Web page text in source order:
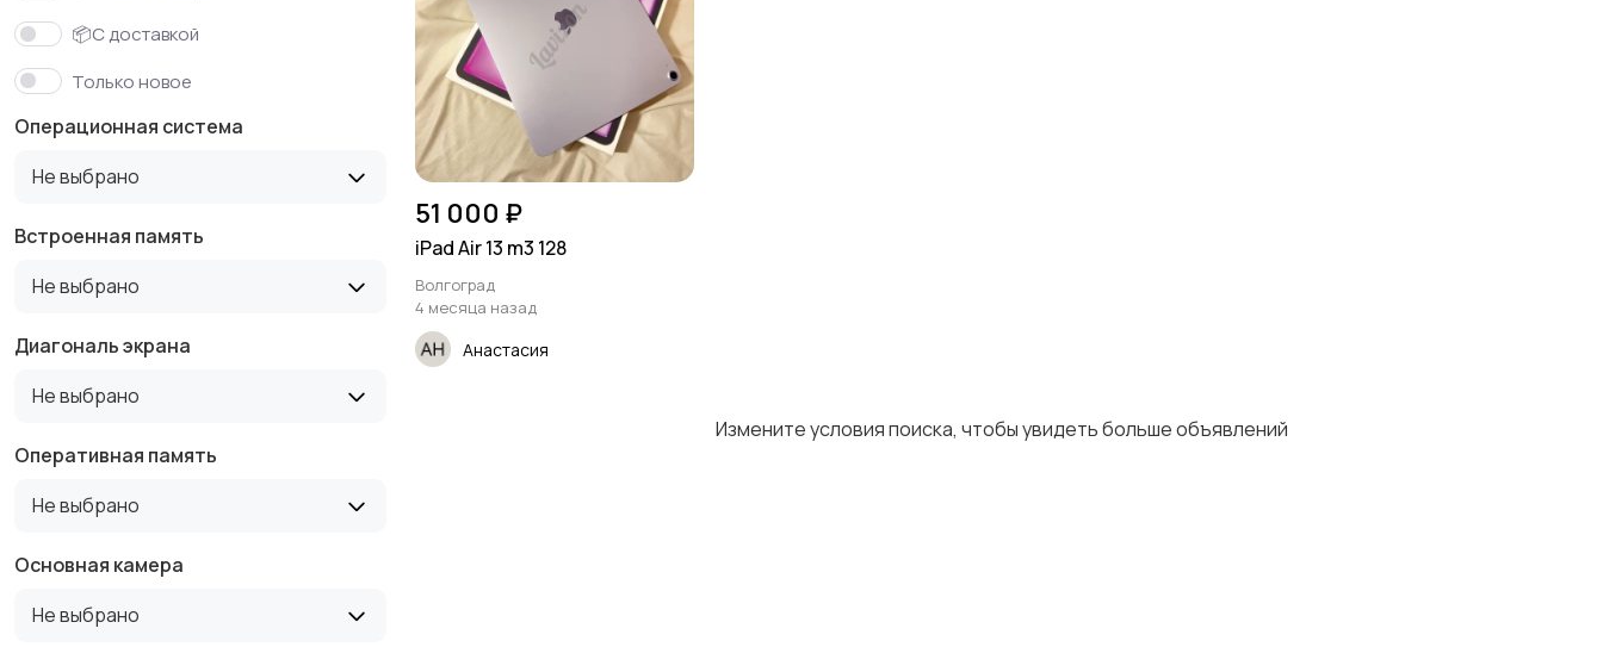
📦С доставкой
Только новое
Операционная система
Не выбрано
Встроенная память
Не выбрано
Диагональ экрана
Не выбрано
Оперативная память
Не выбрано
Основная камера
Не выбрано
51 000 ₽
iPad Air 13 m3 128
Волгоград
4 месяца назад
Анастасия
Измените условия поиска, чтобы увидеть больше объявлений